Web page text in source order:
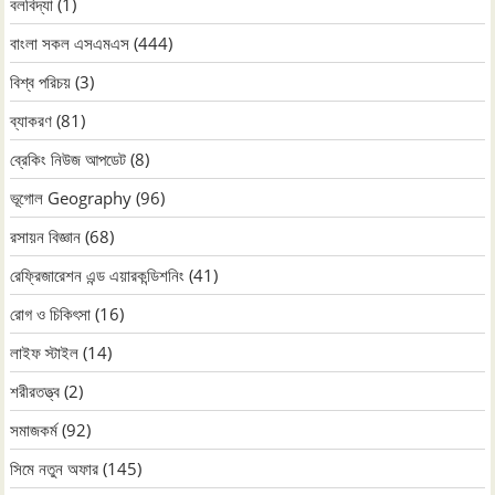
বলবিদ্যা (1)
বাংলা সকল এসএমএস (444)
বিশ্ব পরিচয় (3)
ব্যাকরণ (81)
ব্রেকিং নিউজ আপডেট (8)
ভূগোল Geography (96)
রসায়ন বিজ্ঞান (68)
রেফ্রিজারেশন এন্ড এয়ারকন্ডিশনিং (41)
রোগ ও চিকিৎসা (16)
লাইফ স্টাইল (14)
শরীরতত্ত্ব (2)
সমাজকর্ম(92)
সিমে নতুন ‍অফার (145)